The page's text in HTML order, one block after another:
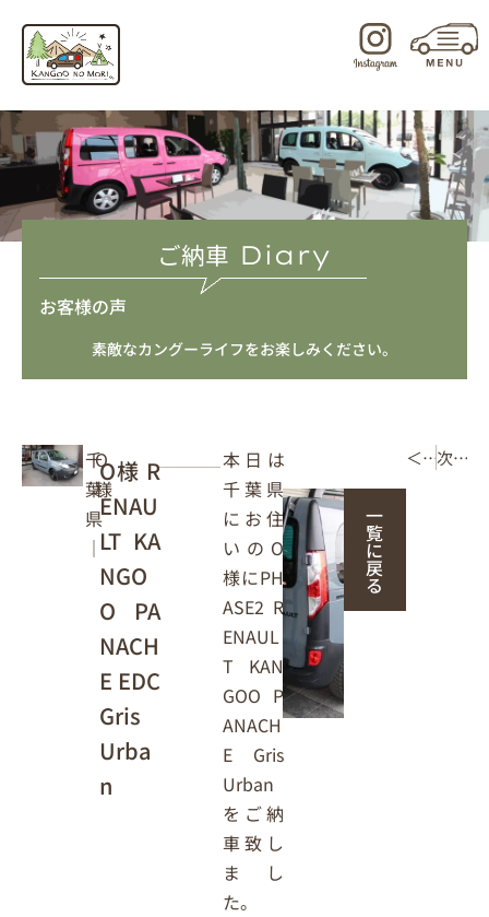
キ
ッ
プ
ご納車 Diary
お客様の声
素敵なカングーライフをお楽しみください。
千
葉
県
｜
O
様
O様 R
ENAU
LT KA
NGO
O PA
NACH
E EDC
Gris
Urba
n
本日は
千葉県
にお住
いの O
様にPH
ASE2 R
ENAUL
T KAN
GOO P
ANACH
E Gris
Urban
をご納
車致し
まし
た。
一
覧
に
戻
る
＜ 前の記事 次の記事 ＞